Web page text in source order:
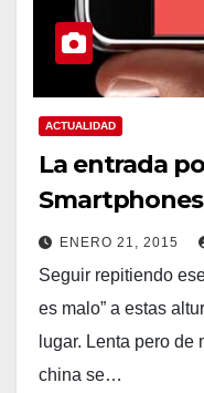
ACTUALIDAD
La entrada
ENERO 21, 2015
Seguir repitiendo
es malo” a estas
lugar. Lenta pero
china se…